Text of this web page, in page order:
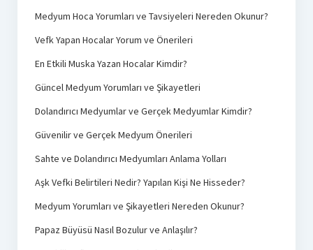
Medyum Hoca Yorumları ve Tavsiyeleri Nereden Okunur?
Vefk Yapan Hocalar Yorum ve Önerileri
En Etkili Muska Yazan Hocalar Kimdir?
Güncel Medyum Yorumları ve Şikayetleri
Dolandırıcı Medyumlar ve Gerçek Medyumlar Kimdir?
Güvenilir ve Gerçek Medyum Önerileri
Sahte ve Dolandırıcı Medyumları Anlama Yolları
Aşk Vefki Belirtileri Nedir? Yapılan Kişi Ne Hisseder?
Medyum Yorumları ve Şikayetleri Nereden Okunur?
Papaz Büyüsü Nasıl Bozulur ve Anlaşılır?